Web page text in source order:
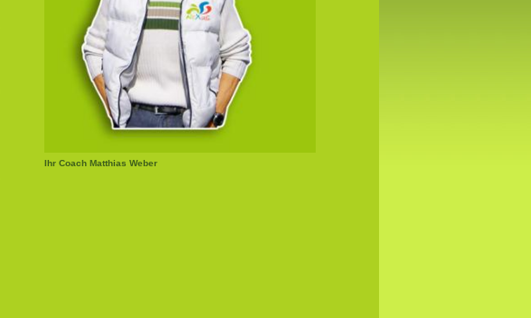
Ihr Coach Matthias Weber